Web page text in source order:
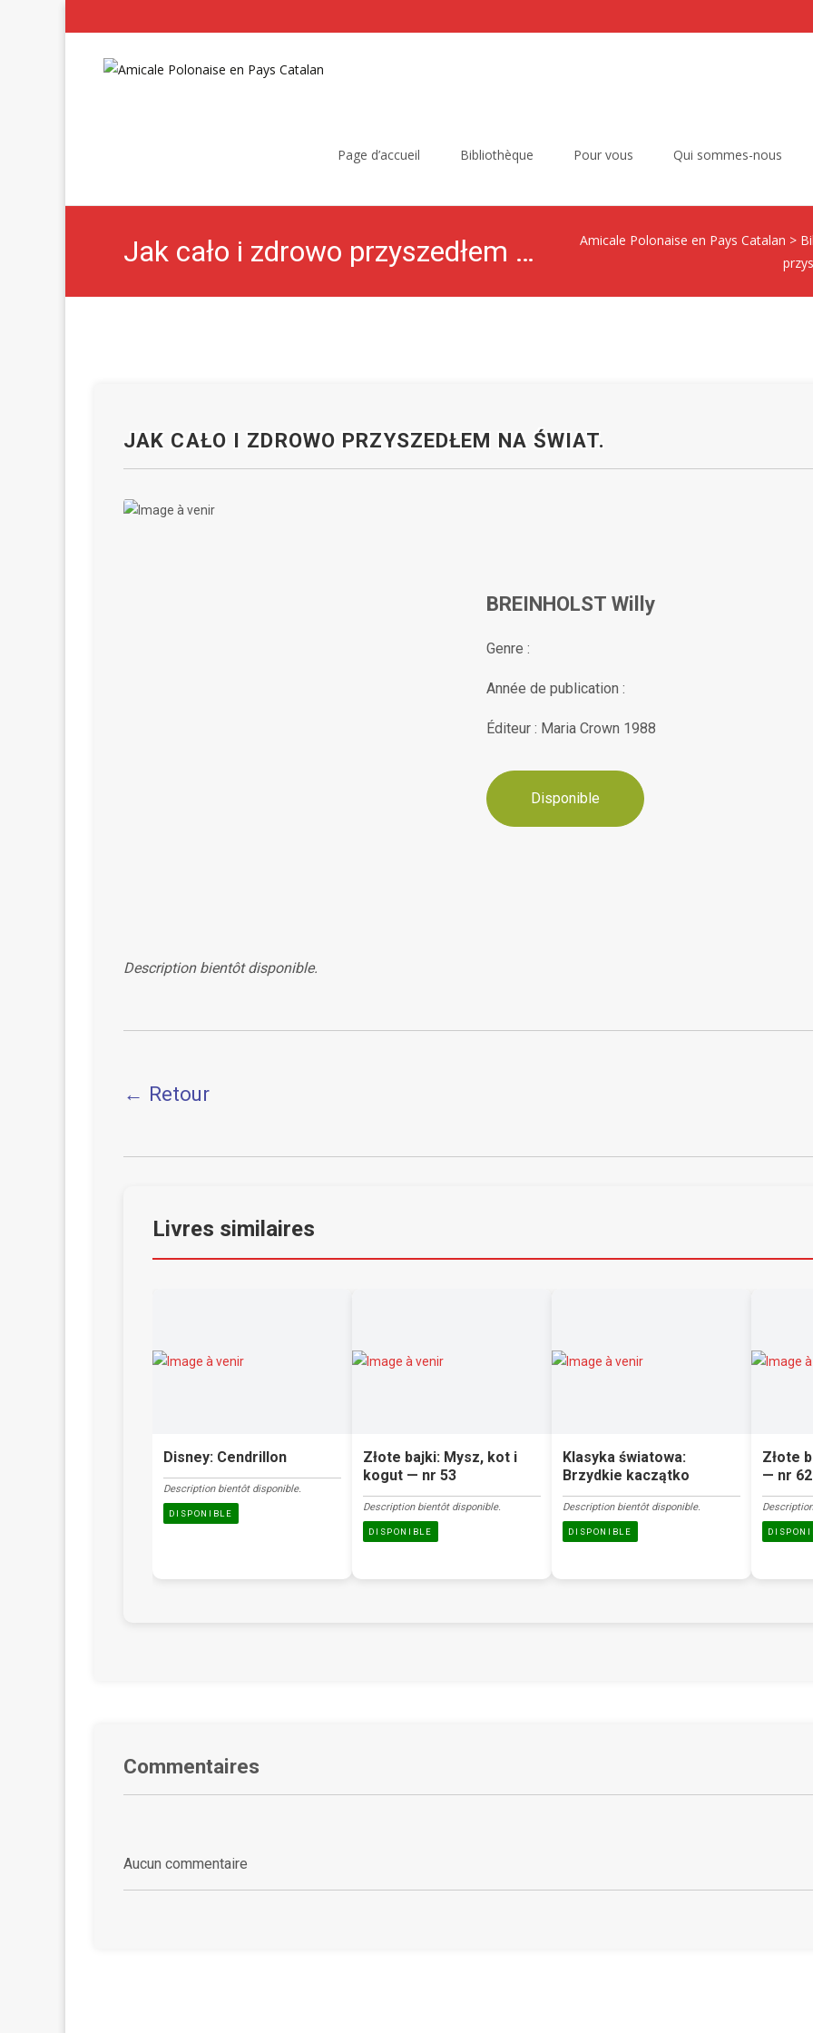
Page d’accueil Bibliothèque Pour vous Qui sommes-nous
Jak cało i zdrowo przyszedłem na świat. Amicale Polonaise en Pays Catalan >
JAK CAŁO I ZDROWO PRZYSZEDŁEM NA ŚWIAT.
BREINHOLST Willy
Genre :
Année de publication :
Éditeur : Maria Crown 1988
Disponible
Description bientôt disponible.
← Retour
Livres similaires
Disney: Cendrillon
Description bientôt disponible.
DISPONIBLE
Złote bajki: Mysz, kot i
kogut — nr 53
Description bientôt disponible.
DISPONIBLE
Klasyka światowa:
Brzydkie kaczątko
Description bientôt disponible.
DISPONIBLE
Złote
— nr 62
Commentaires
Aucun commentaire